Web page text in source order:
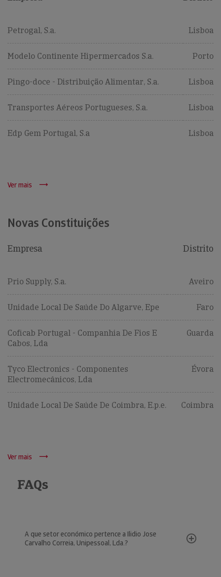
Petrogal, S.a. Lisboa
Modelo Continente Hipermercados S.a. Porto
Pingo-doce - Distribuição Alimentar, S.a. Lisboa
Transportes Aéreos Portugueses, S.a. Lisboa
Edp Gem Portugal, S.a Lisboa
Ver mais
Novas Constituições
Empresa Distrito
Prio Supply, S.a. Aveiro
Unidade Local De Saúde Do Algarve, Epe Faro
Coficab Portugal - Companhia De Fios E
Cabos, Lda
Guarda
Tyco Electronics - Componentes
Electromecânicos, Lda
Évora
Unidade Local De Saúde De Coimbra, E.p.e. Coimbra
Ver mais
FAQs
A que setor económico pertence a Ilidio Jose
Carvalho Correia, Unipessoal, Lda.?